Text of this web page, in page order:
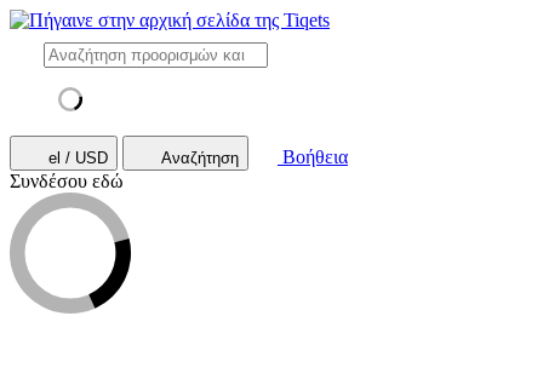
el / USD Αναζήτηση
Βοήθεια
Συνδέσου εδώ